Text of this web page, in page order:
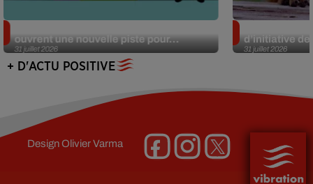
31 juillet 2026
ouvrent une nouvelle piste pour...
31 juillet 2026
d’initiative
+ D'ACTU POSITIVE
DesignOlivier Varma